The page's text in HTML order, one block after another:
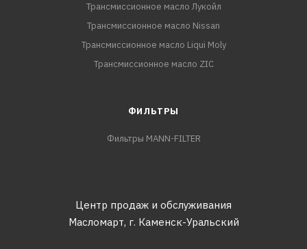
Трансмиссионное масло Лукойл
Трансмиссионное масло Nissan
Трансмиссионное масло Liqui Moly
Трансмиссионное масло ZIC
ФИЛЬТРЫ
Фильтры MANN-FILTER
Центр продаж и обслуживания
Масломарт, г. Каменск-Уральский